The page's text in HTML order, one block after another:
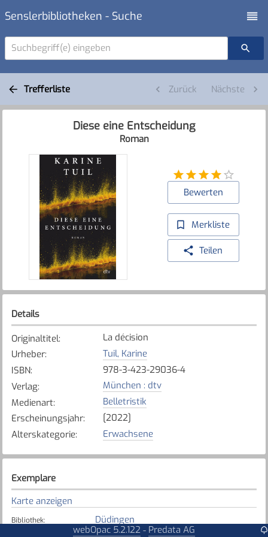
Senslerbibliotheken - Suche
Suchbegriff(e) eingeben
Trefferliste Zurück Nächste
Diese eine Entscheidung
Roman
Bewerten
Merkliste
Teilen
Details
Originaltitel:
La décision
Urheber:
Tuil, Karine
ISBN:
978-3-423-29036-4
Verlag:
München : dtv
Medienart:
Belletristik
Erscheinungsjahr:
[2022]
Alterskategorie: Erwachsene
Exemplare
Karte anzeigen
Bibliothek: Düdingen
Verfügbar
webOpac 5.2.122 - Predata AG